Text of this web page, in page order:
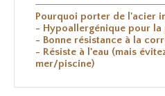
Pourquoi porter de l'acier
- Hypoallergénique pour la
- Bonne résistance à la
- Résiste à l'eau (mais
mer/piscine)